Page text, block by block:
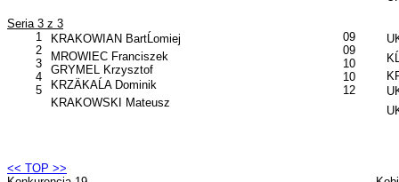
Seria 3 z 3
1
2
3
4
5
KRAKOWIAN BartĹomiej
MROWIEC Franciszek
GRYMEL Krzysztof
KRZÄKAĹA Dominik
KRAKOWSKI Mateusz
09
09
10
10
12
<< TOP >>